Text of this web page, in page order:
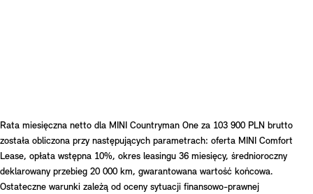
Rata miesięczna netto dla MINI Countryman One za 103 900 PLN brutto
została obliczona przy następujących parametrach: oferta MINI Comfort
Lease, opłata wstępna 10%, okres leasingu 36 miesięcy, średnioroczny
deklarowany przebieg 20 000 km, gwarantowana wartość końcowa.
Ostateczne warunki zależą od oceny sytuacji finansowo-prawnej